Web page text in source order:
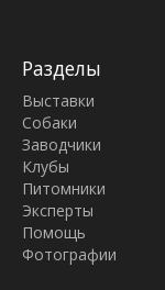
Разделы
Выставки
Собаки
Заводчики
Клубы
Питомники
Эксперты
Помощь
Фотографии